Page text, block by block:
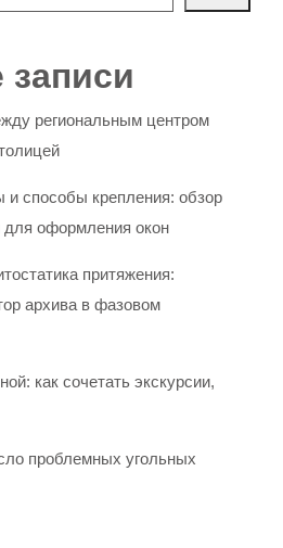
региональным центром
способы крепления: обзор
оформления окон
притяжения:
архива в фазовом
как сочетать экскурсии,
проблемных угольных